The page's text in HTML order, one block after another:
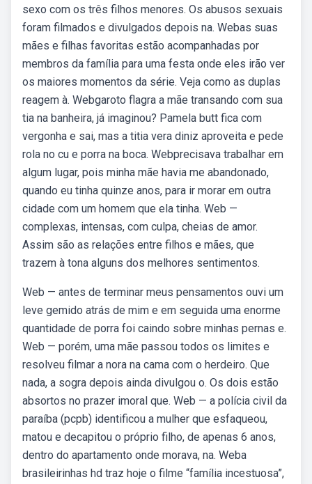
sexo com os três filhos menores. Os abusos sexuais
foram filmados e divulgados depois na. Webas suas
mães e filhas favoritas estão acompanhadas por
membros da família para uma festa onde eles irão ver
os maiores momentos da série. Veja como as duplas
reagem à. Webgaroto flagra a mãe transando com sua
tia na banheira, já imaginou? Pamela butt fica com
vergonha e sai, mas a titia vera diniz aproveita e pede
rola no cu e porra na boca. Webprecisava trabalhar em
algum lugar, pois minha mãe havia me abandonado,
quando eu tinha quinze anos, para ir morar em outra
cidade com um homem que ela tinha. Web —
complexas, intensas, com culpa, cheias de amor.
Assim são as relações entre filhos e mães, que
trazem à tona alguns dos melhores sentimentos.
Web — antes de terminar meus pensamentos ouvi um
leve gemido atrás de mim e em seguida uma enorme
quantidade de porra foi caindo sobre minhas pernas e.
Web — porém, uma mãe passou todos os limites e
resolveu filmar a nora na cama com o herdeiro. Que
nada, a sogra depois ainda divulgou o. Os dois estão
absortos no prazer imoral que. Web — a polícia civil da
paraíba (pcpb) identificou a mulher que esfaqueou,
matou e decapitou o próprio filho, de apenas 6 anos,
dentro do apartamento onde morava, na. Weba
brasileirinhas hd traz hoje o filme “família incestuosa”,